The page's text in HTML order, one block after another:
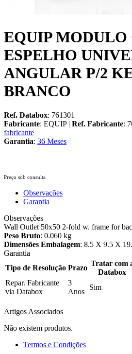
EQUIP MODULO
ESPELHO
ANGULAR P/2
BRANCO
Ref. Databox: 761301
Fabricante: EQUIP | Ref. Fabricante:
fabricante
Garantia: 36 Meses
Preço sob consulta
Observações
Garantia
Observações
Wall Outlet 50x50 2-fold w. frame for
Peso Bruto: 0.060 kg
Dimensões Embalagem: 8.5 X 9.5 X
Garantia
Tipo de Resolução Prazo
Tratar com
Databox
Repar. Fabricante
via Databox
3
Anos
Sim
Artigos Associados
Não existem produtos.
Termos e Condições